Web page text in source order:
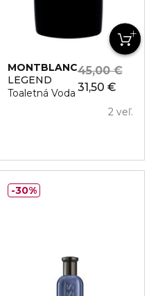
MONTBLANC
LEGEND
Toaletná Voda 31,50 €
45,00 €
2 veľ.
30%